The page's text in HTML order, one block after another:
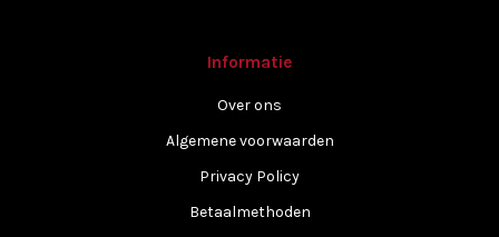
Informatie
Over ons
Algemene voorwaarden
Privacy Policy
Betaalmethoden